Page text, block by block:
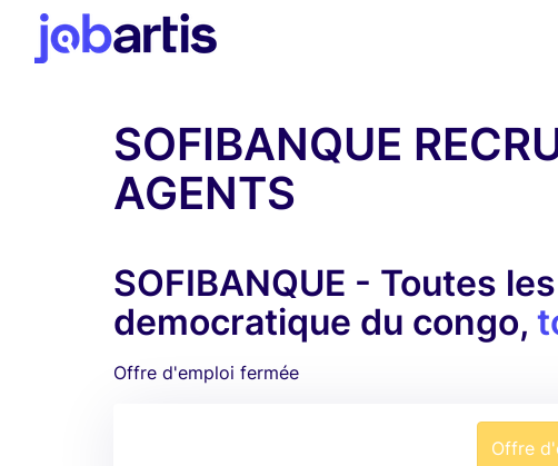
SOFIBANQUE
AGENTS
SOFIBANQUE - Toutes
democratique du congo,
Offre d'emploi fermée
Offre